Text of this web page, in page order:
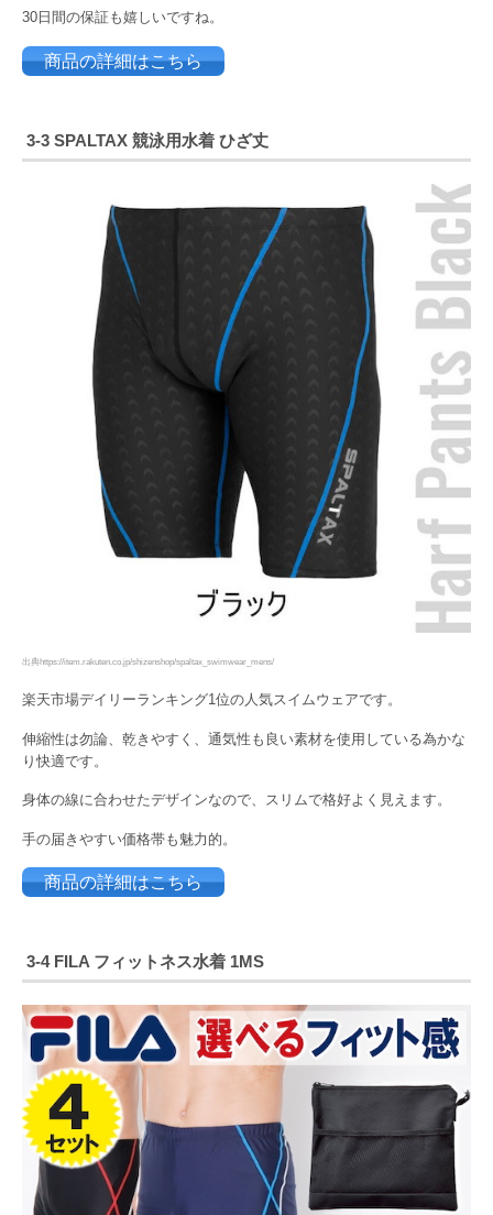
30日間の保証も嬉しいですね。
商品の詳細はこちら
3-3 SPALTAX 競泳用水着 ひざ丈
出典https://item.rakuten.co.jp/shizenshop/spaltax_swimwear_mens/
楽天市場デイリーランキング1位の人気スイムウェアです。
伸縮性は勿論、乾きやすく、通気性も良い素材を使用している為かな
り快適です。
身体の線に合わせたデザインなので、スリムで格好よく見えます。
手の届きやすい価格帯も魅力的。
商品の詳細はこちら
3-4 FILA フィットネス水着 1MS